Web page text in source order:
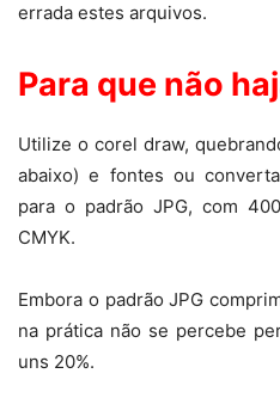
errada estes arquivos.
Para que não
Utilize o corel draw,
abaixo) e fontes ou
para o padrão JPG, com
CMYK.
Embora o padrão JPG
na prática não se percebe
uns 20%.